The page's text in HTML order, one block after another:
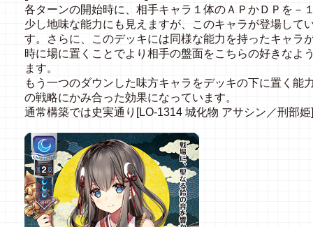
各ターンの開始時に、相手キャラ１体のＡＰかＤＰを－
少し地味な能力にも見えますが、このキャラが登場して
す。さらに、このデッキには同様な能力を持ったキャラ
時に場に置くことでより相手の盤面をこちらの好きなよ
ます。
もう一つのダウンした味方キャラをデッキの下に置く能
の戦略にかみ合った効果になっています。
通常構築では史実通り[LO-1314 城化物 アサシン／刑部